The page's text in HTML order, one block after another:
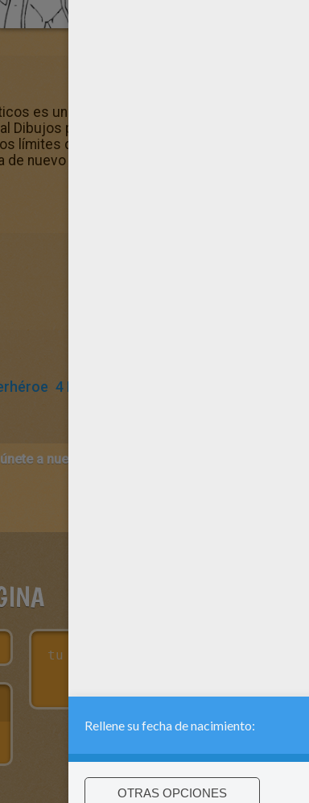
es uno de los dibujos más seleccionado
para colorear LOS 4 FANTASTICOS.
límites del diseño 3 de Los 4 Fantásticos, y
nuevo con todos los Dibujos para colorear
4 Fantasticos
a nuestro canal de vídeos para niños en